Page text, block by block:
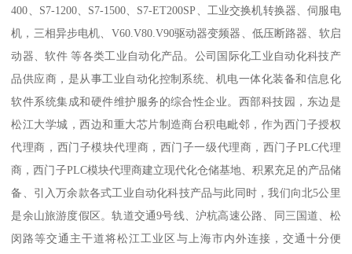
400、S7-1200、S7-1500、S7-ET200SP、工业交换机转换器、伺服电
机，三相异步电机、V60.V80.V90驱动器变频器、低压断路器、软启
动器、软件 等各类工业自动化产品。公司国际化工业自动化科技产
品供应商，是从事工业自动化控制系统、机电一体化装备和信息化
软件系统集成和硬件维护服务的综合性企业。西部科技园，东边是
松江大学城，西边和重大芯片制造商台积电毗邻，作为西门子授权
代理商，西门子模块代理商，西门子一级代理商，西门子PLC代理
商，西门子PLC模块代理商建立现代化仓储基地、积累充足的产品储
备、引入万余款各式工业自动化科技产品与此同时，我们向北5公里
是余山旅游度假区。轨道交通9号线、沪杭高速公路、同三国道、松
闵路等交通主干道将松江工业区与上海市内外连接，交通十分便